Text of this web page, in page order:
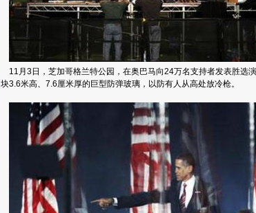
11月3日，芝加哥格兰特公园，在奥巴马向24万名支持者发表胜选
块3.6米高、7.6厘米厚的巨型防弹玻璃，以防有人从高处放冷枪。